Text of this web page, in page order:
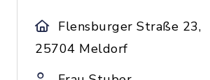
Flensburger Straße 23,
25704 Meldorf